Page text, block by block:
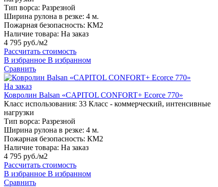
Тип ворса: Разрезной
Ширина рулона в резке: 4 м.
Пожарная безопасность: КМ2
Наличие товара: На заказ
4 795 руб./м2
Рассчитать стоимость
В избранное В избранном
Сравнить
На заказ
Ковролин Balsan «CAPITOL CONFORT+ Ecorce 770»
Класс использования: 33 Класс - коммерческий, интенсивные
нагрузки
Тип ворса: Разрезной
Ширина рулона в резке: 4 м.
Пожарная безопасность: КМ2
Наличие товара: На заказ
4 795 руб./м2
Рассчитать стоимость
В избранное В избранном
Сравнить